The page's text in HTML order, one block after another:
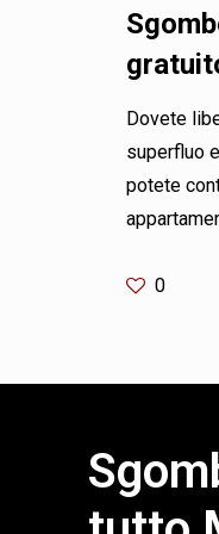
Dovete
superfluo
potete
0